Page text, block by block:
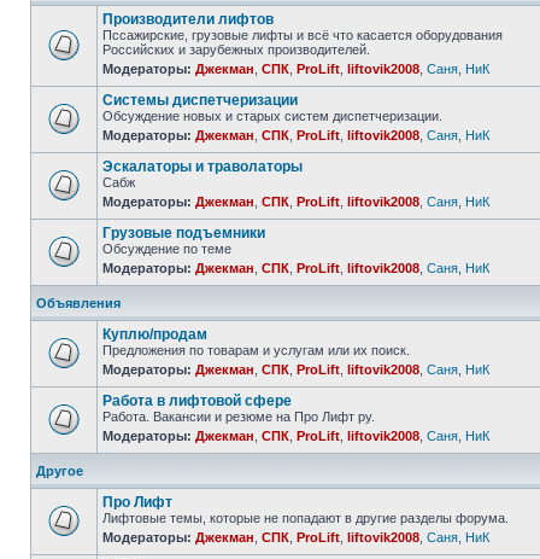
Производители лифтов
Пссажирские, грузовые лифты и всё что касается оборудования
Российских и зарубежных производителей.
Модераторы: Джекман СПК ProLift liftovik2008 Саня НиК
Системы диспетчеризации
Обсуждение новых и старых систем диспетчеризации.
Модераторы: Джекман СПК ProLift liftovik2008 Саня НиК
Эскалаторы и траволаторы
Сабж
Модераторы: Джекман СПК ProLift liftovik2008 Саня НиК
Грузовые подъемники
Обсуждение по теме
Модераторы: Джекман СПК ProLift liftovik2008 Саня НиК
Объявления
Куплю/продам
Предложения по товарам и услугам или их поиск.
Модераторы: Джекман СПК ProLift liftovik2008 Саня НиК
Работа в лифтовой сфере
Работа. Вакансии и резюме на Про Лифт ру.
Модераторы: Джекман СПК ProLift liftovik2008 Саня НиК
Другое
Про Лифт
Лифтовые темы, которые не попадают в другие разделы форума.
Модераторы: Джекман СПК ProLift liftovik2008 Саня НиК